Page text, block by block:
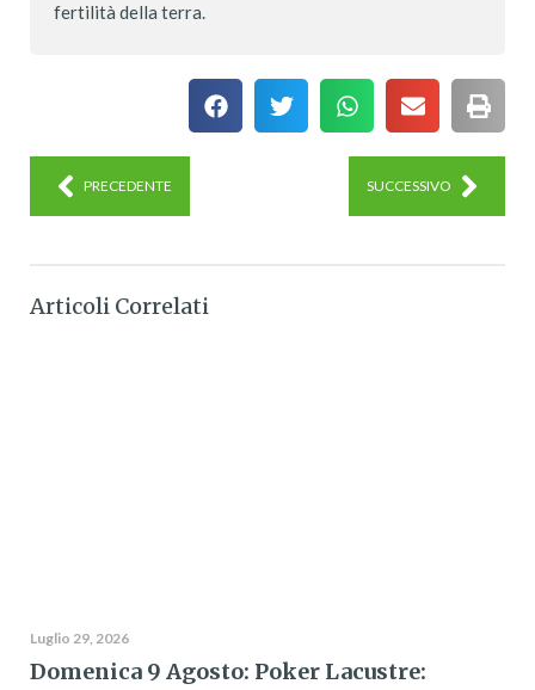
fertilità della terra.
PRECEDENTE SUCCESSIVO
Articoli Correlati
Luglio 29, 2026
Domenica 9 Agosto: Poker Lacustre: